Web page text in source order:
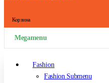
Корзина
Megamenu
Fashion
Fashion Submenu